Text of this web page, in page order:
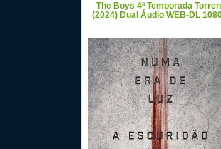
The Boys 4ª Temporada
(2024) Dual Áudio WEB-DL